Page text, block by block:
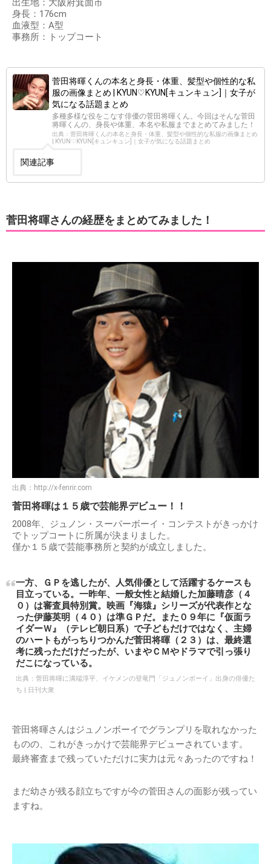
出生地：大阪府箕面市
身長：176cm
血液型：A型
事務所：トップコート
菅田将暉くんの本名と身長・体重、髪型や個性的な私
服の画像まとめ | KYUN♡KYUN[キュンキュン]｜女子が
気になる話題まとめ
多種多様な役をこなす俳優の菅田将暉くん。今回はそんな菅田
将暉くんの、身長や体重、本名や私服までまとめてみました！
出典：菅田将暉くんの本名と身長・体重、髪型や個性的な私服の画像まとめ
| KYUN♡KYUN[キュンキュン]｜女子が気になる話題まとめ
関連記事
菅田将暉さんの経歴をまとめてみました！
出典： http://x-fenrir.com
菅田将暉は１５歳で芸能界デビュー！！
2008年、ジュノン・スーパーボーイ・コンテストがきっかけ
でトップコートに所属が決まりました。
僅か１５歳で芸能事務所と契約が成立しました。
一方、ＧＰを逃したが、人気俳優として活躍するケースも
目立っている。一昨年、一般女性と結婚した加藤晴彦（４
０）は審査員特別賞。映画『海猿』シリーズが代表作とな
った伊藤英明（４０）は準ＧＰだ。また０９年に『仮面ラ
イダーＷ』（テレビ朝日系）で子どもだけではなく、主婦
のハートもがっちりつかんだ菅田将暉（２３）は、最終選
考に残っただけだったが、いまやＣＭやドラマで引っ張り
だこになっている。
出典： 菅田将暉に溝端淳平、イケメンの登竜門「ジュノンボーイ」出身の俳優た
ち | 日刊大衆
菅田将暉さんはジュノンボーイでグランプリを取れなかった
ものの、これがきっかけで芸能界デビューされています。
最終審査まで残っていただけに実力は元々あったのですね！
まだ幼さが残る顔立ちですが今の菅田さんの面影が残ってい
ますね。